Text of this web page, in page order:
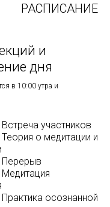
РАСПИСАНИЕ
и
дня
в 10:00 утра и
участников
о медитации и
Перерыв
осознанной